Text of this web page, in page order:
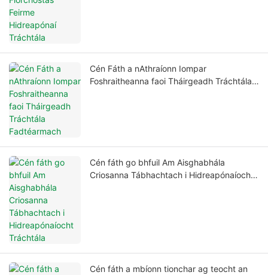
Cén Fáth a nAthraíonn Iompar
Foshraitheanna faoi Tháirgeadh Tráchtála
Cén fáth go bhfuil Am Aisghabhála
Criosanna Tábhachtach i Hidreapónaíocht
Cén fáth a mbíonn tionchar ag teocht an